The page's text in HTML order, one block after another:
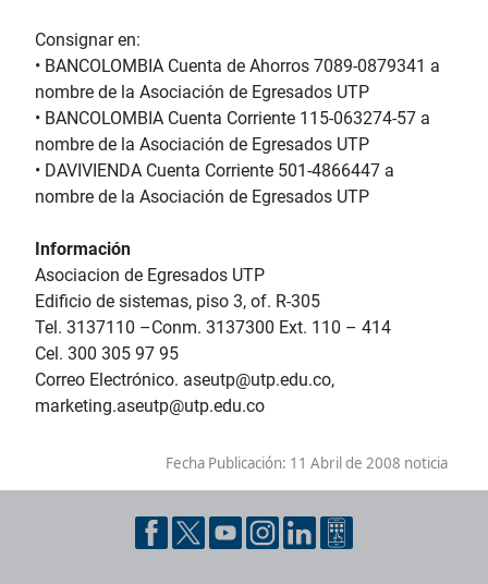
Consignar en:
• BANCOLOMBIA Cuenta de Ahorros 7089-0879341 a
nombre de la Asociación de Egresados UTP
• BANCOLOMBIA Cuenta Corriente 115-063274-57 a
nombre de la Asociación de Egresados UTP
• DAVIVIENDA Cuenta Corriente 501-4866447 a
nombre de la Asociación de Egresados UTP
Información
Asociacion de Egresados UTP
Edificio de sistemas, piso 3, of. R-305
Tel. 3137110 –Conm. 3137300 Ext. 110 – 414
Cel. 300 305 97 95
Correo Electrónico. aseutp@utp.edu.co,
marketing.aseutp@utp.edu.co
Fecha Publicación: 11 Abril de 2008 noticia